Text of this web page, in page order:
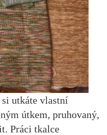
utkáte vlastní
útkem, pruhovaný,
Práci tkalce